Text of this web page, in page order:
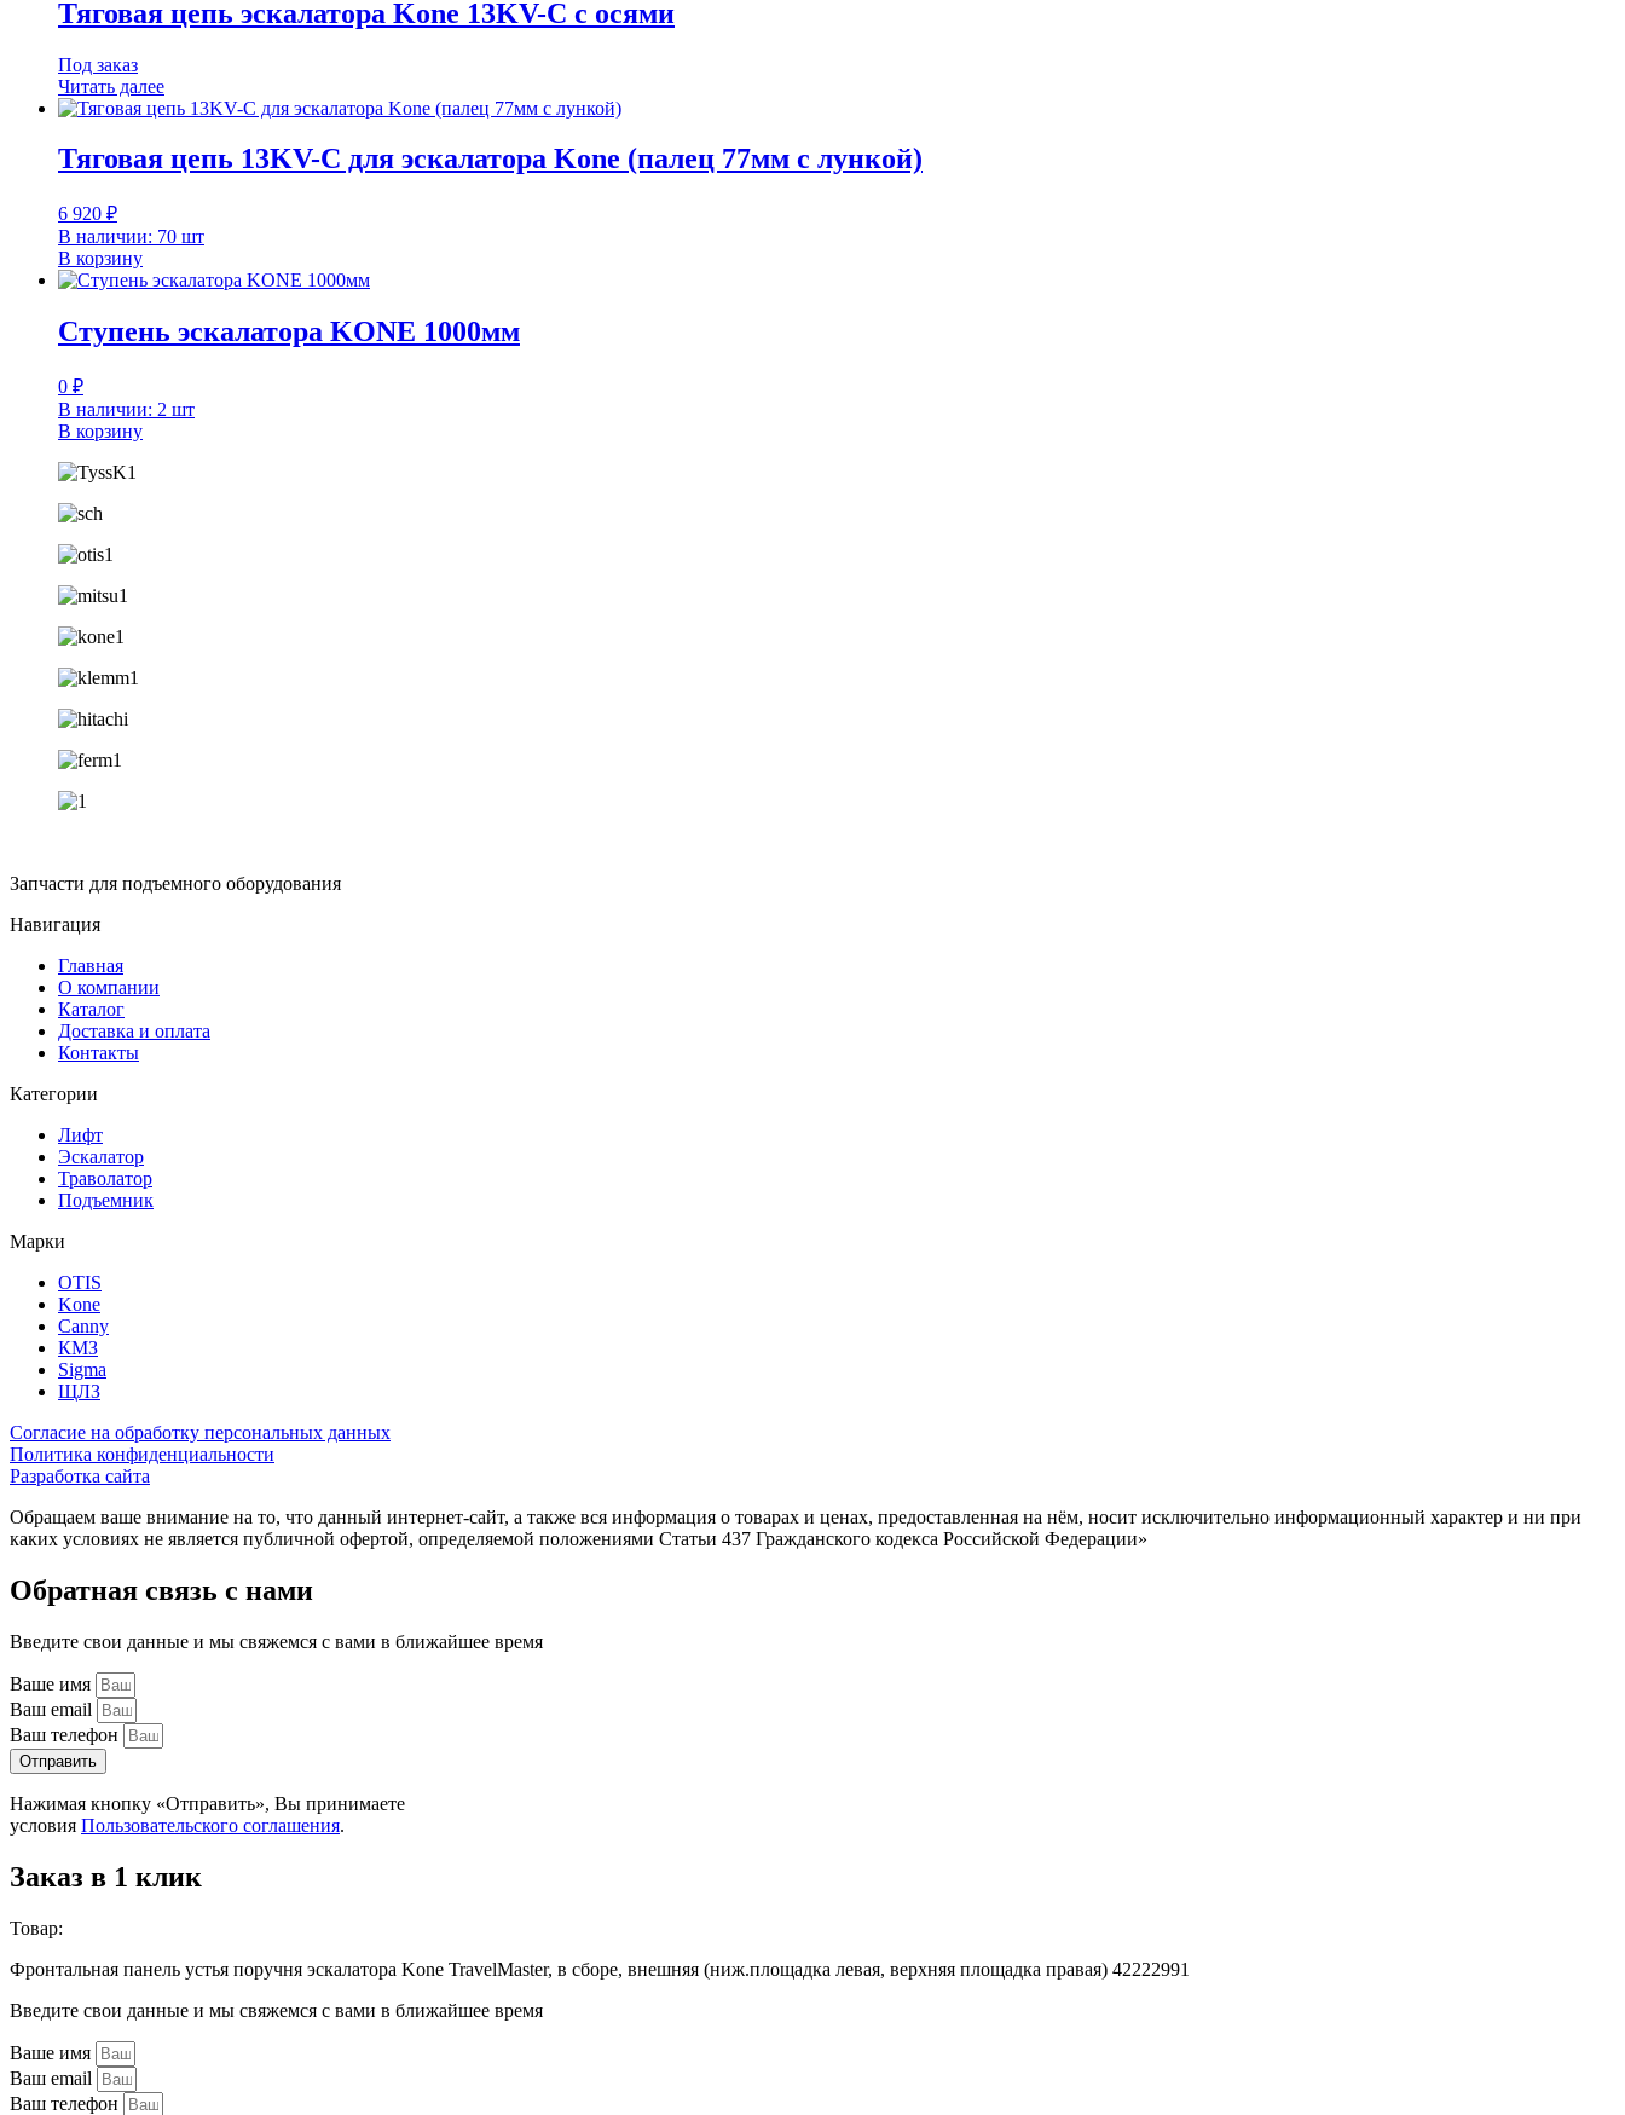
Тяговая цепь эскалатора Kone 13KV-C с осями
Под заказ
Читать далее
Тяговая цепь 13KV-C для эскалатора Kone (палец 77мм с лункой)
6 920 ₽
В наличии: 70 шт
В корзину
Ступень эскалатора KONE 1000мм
0 ₽
В наличии: 2 шт
В корзину
Запчасти для подъемного оборудования
Навигация
Главная
О компании
Каталог
Доставка и оплата
Контакты
Категории
Лифт
Эскалатор
Траволатор
Подъемник
Марки
OTIS
Kone
Canny
КМЗ
Sigma
ЩЛЗ
Согласие на обработку персональных данных
Политика конфиденциальности
Разработка сайта
Обращаем ваше внимание на то, что данный интернет-сайт, а также вся информация о товарах и ценах, предоставленная на нём, носит исключительно информационный характер и ни при
каких условиях не является публичной офертой, определяемой положениями Статьи 437 Гражданского кодекса Российской Федерации»
Обратная связь с нами
Введите свои данные и мы свяжемся с вами в ближайшее время
Ваше имя
Ваш email
Ваш телефон
Отправить
Нажимая кнопку «Отправить», Вы принимаете
условия Пользовательского соглашения.
Заказ в 1 клик
Товар:
Фронтальная панель устья поручня эскалатора Kone TravelMaster, в сборе, внешняя (ниж.площадка левая, верхняя площадка правая) 42222991
Введите свои данные и мы свяжемся с вами в ближайшее время
Ваше имя
Ваш email
Ваш телефон